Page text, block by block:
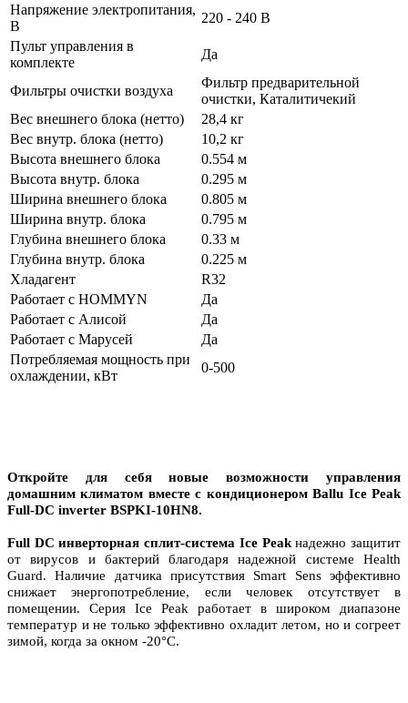
Напряжение электропитания,
В
220 - 240 В
Пульт управления в
комплекте
Да
Фильтры очистки воздуха
Фильтр предварительной
очистки, Каталитичекий
Вес внешнего блока (нетто)
28,4 кг
Вес внутр. блока (нетто)
10,2 кг
Высота внешнего блока
0.554 м
Высота внутр. блока
0.295 м
Ширина внешнего блока
0.805 м
Ширина внутр. блока
0.795 м
Глубина внешнего блока
0.33 м
Глубина внутр. блока
0.225 м
Хладагент
R32
Работает с HOMMYN
Да
Работает с Алисой
Да
Работает с Марусей
Да
Потребляемая мощность при
охлаждении, кВт
0-500
Откройте для себя новые возможности управления
домашним климатом вместе c кондиционером Ballu Ice Peak
Full-DC inverter BSPKI-10HN8.
Full DC инверторная сплит-система Ice Peakнадежно защитит
от вирусов и бактерий благодаря надежной системе Health
Guard. Наличие датчика присутствия Smart Sens эффективно
снижает энергопотребление, если человек отсутствует в
помещении. Серия Ice Peak работает в широком диапазоне
температур и не только эффективно охладит летом, но и согреет
зимой, когда за окном -20°С.